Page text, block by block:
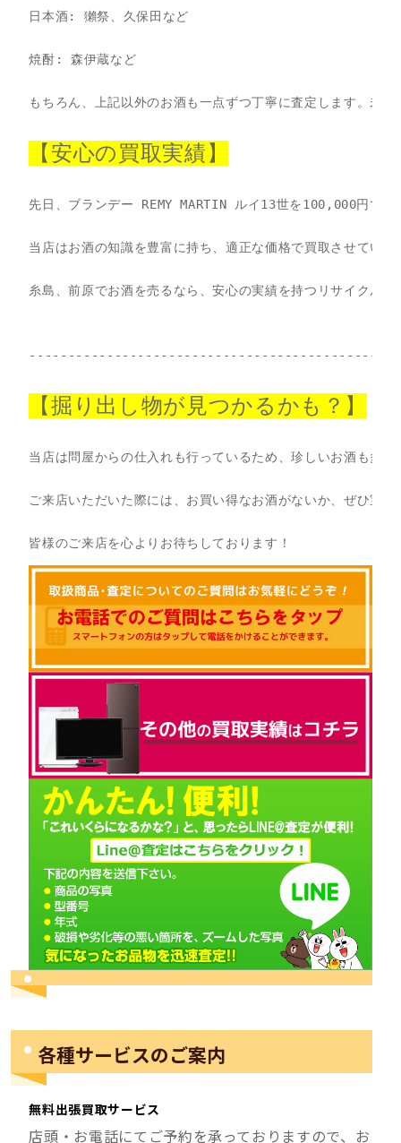
日本酒: 獺祭、久保田など
焼酎: 森伊蔵など
もちろん、上記以外のお酒も一点ずつ丁寧に査定します。未
【安心の買取実績】
先日、ブランデー REMY MARTIN ルイ13世を100,000円で買
当店はお酒の知識を豊富に持ち、適正な価格で買取させてい
糸島、前原でお酒を売るなら、安心の実績を持つリサイクルマ
【掘り出し物が見つかるかも？】
当店は問屋からの仕入れも行っているため、珍しいお酒も多数
ご来店いただいた際には、お買い得なお酒がないか、ぜひ宝
皆様のご来店を心よりお待ちしております！
各種サービスのご案内
無料出張買取サービス
店頭・お電話にてご予約を承っておりますので、お